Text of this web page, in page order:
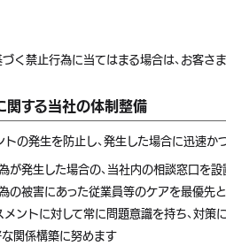
く禁止行為に当てはまる場合は、お客さ
関する当社の体制整備
トの発生を防止し、発生した場合に迅速
が発生した場合の、当社内の相談窓口を設
の被害にあった従業員等のケアを最優先
メントに対して常に問題意識を持ち、対
関係構築に努めます